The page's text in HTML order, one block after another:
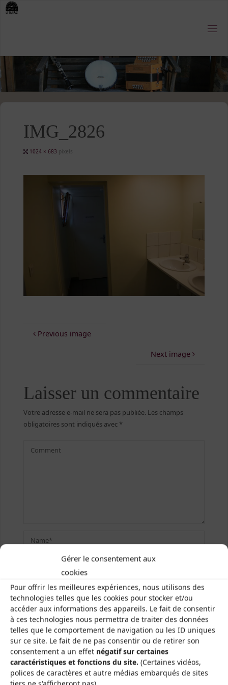
Gérer le consentement aux
cookies
Pour offrir les meilleures expériences, nous utilisons des
technologies telles que les cookies pour stocker et/ou
accéder aux informations des appareils. Le fait de consentir
à ces technologies nous permettra de traiter des données
telles que le comportement de navigation ou les ID uniques
sur ce site. Le fait de ne pas consentir ou de retirer son
consentement a un effet négatif sur certaines
caractéristiques et fonctions du site. (Certaines vidéos,
polices de caractères et autre médias embarqués de sites
Skip
IMG_2826
Full1024 × 683 pixels
Previous image
Next image
Laisser un commentaire
Votre adresse e-mail ne sera pas publiée. Les champs
obligatoires sont indiqués avec *
Save my name, email, and site URL in my browser for
next time I post a comment.
CAPTCHA*
Saisissez le texte affiché ci-dessus: